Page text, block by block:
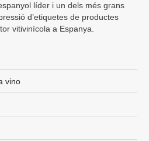
líder i un dels més grans
d’etiquetes de productes
vitivinícola a Espanya.
vino